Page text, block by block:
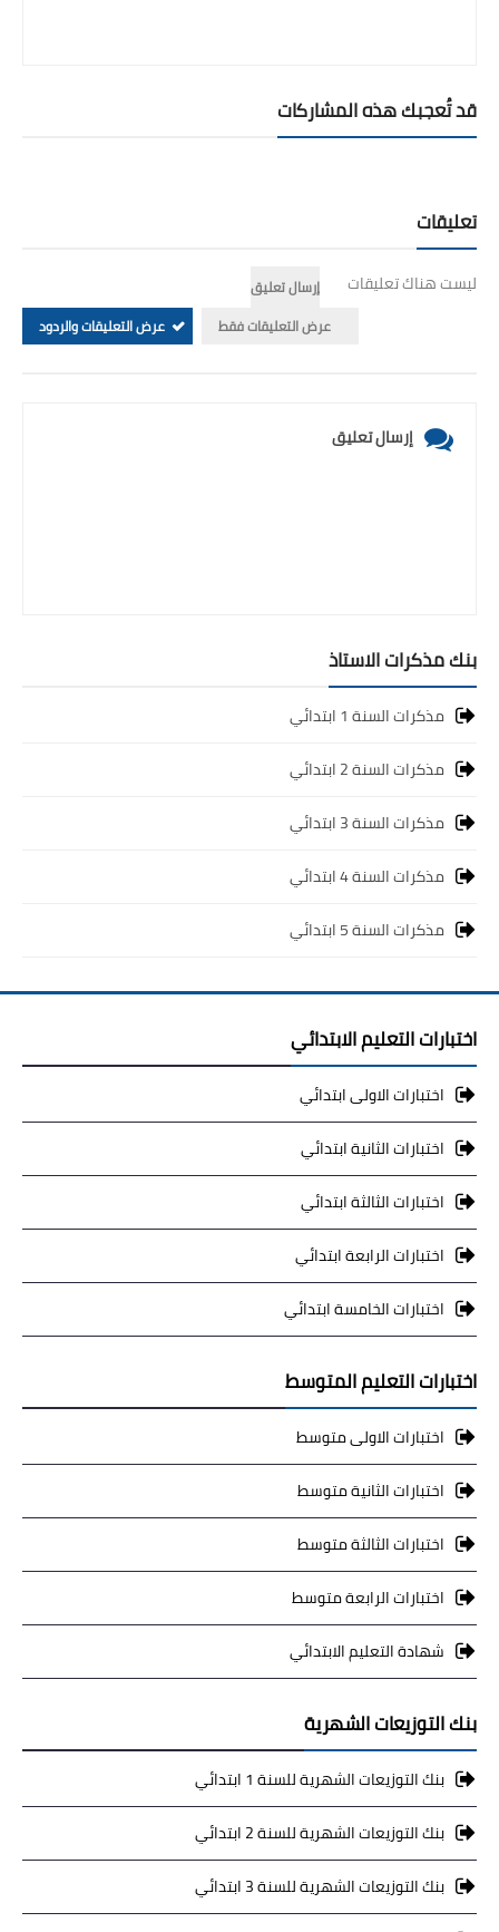
قد تُعجبك هذه المشاركات
تعليقات
ليست هناك تعليقات
إرسال تعليق
عرض التعليقات فقط
عرض التعليقات والردود
إرسال تعليق
بنك مذكرات الاستاذ
مذكرات السنة 1 ابتدائي
مذكرات السنة 2 ابتدائي
مذكرات السنة 3 ابتدائي
مذكرات السنة 4 ابتدائي
مذكرات السنة 5 ابتدائي
اختبارات التعليم الابتدائي
اختبارات الاولى ابتدائي
اختبارات الثانية ابتدائي
اختبارات الثالثة ابتدائي
اختبارات الرابعة ابتدائي
اختبارات الخامسة ابتدائي
اختبارات التعليم المتوسط
اختبارات الاولى متوسط
اختبارات الثانية متوسط
اختبارات الثالثة متوسط
اختبارات الرابعة متوسط
شهادة التعليم الابتدائي
بنك التوزيعات الشهرية
بنك التوزيعات الشهرية للسنة 1 ابتدائي
بنك التوزيعات الشهرية للسنة 2 ابتدائي
بنك التوزيعات الشهرية للسنة 3 ابتدائي